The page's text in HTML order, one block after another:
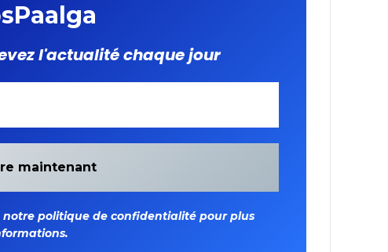
l'actualité chaque jour
notre politique de confidentialité pour plus